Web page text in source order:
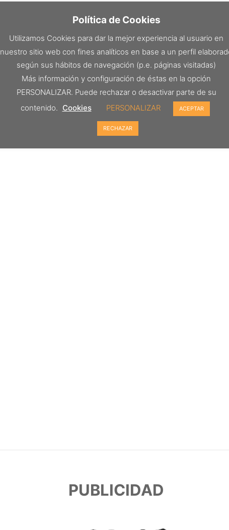
PUBLICIDAD
Política de Cookies
Utilizamos Cookies para dar la mejor experiencia al usuario en
nuestro sitio web con fines analíticos en base a un perfil
según sus hábitos de navegación (p.e. páginas visitadas)
Más información y configuración de éstas en la opción
PERSONALIZAR. Puede rechazar o desactivar parte de su
contenido. Cookies PERSONALIZAR ACEPTAR
RECHAZAR